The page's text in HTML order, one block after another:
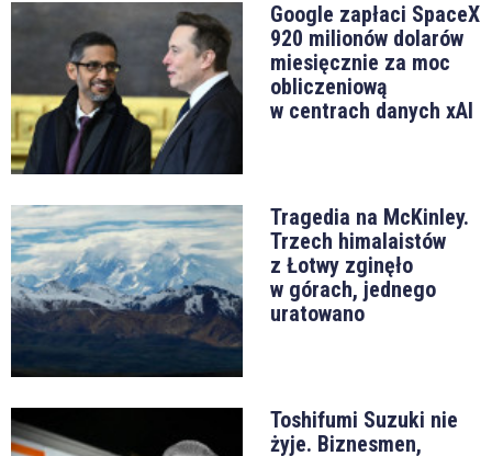
Google zapłaci SpaceX
920 milionów dolarów
miesięcznie za moc
obliczeniową
w centrach danych xAI
Tragedia na McKinley.
Trzech himalaistów
z Łotwy zginęło
w górach, jednego
uratowano
Toshifumi Suzuki nie
żyje. Biznesmen,